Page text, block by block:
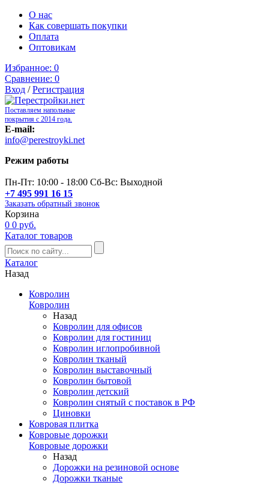
О нас
Как совершать покупки
Оплата
Оптовикам
Избранное: 0
Сравнение: 0
Вход /Регистрация
Поставляем напольные
покрытия с 2014 года.
E-mail:
info@perestroyki.net
Режим работы
Пн-Пт: 10:00 - 18:00 Сб-Вс: Выходной
+7 495 991 16 15
Заказать обратный звонок
Корзина
0 0 руб.
Каталог товаров
Каталог
Назад
Ковролин
Ковролин
Назад
Ковролин для офисов
Ковролин для гостиниц
Ковролин иглопробивной
Ковролин тканый
Ковролин выставочный
Ковролин бытовой
Ковролин детский
Ковролин снятый с поставок в РФ
Циновки
Ковровая плитка
Ковровые дорожки
Ковровые дорожки
Назад
Дорожки на резиновой основе
Дорожки тканые